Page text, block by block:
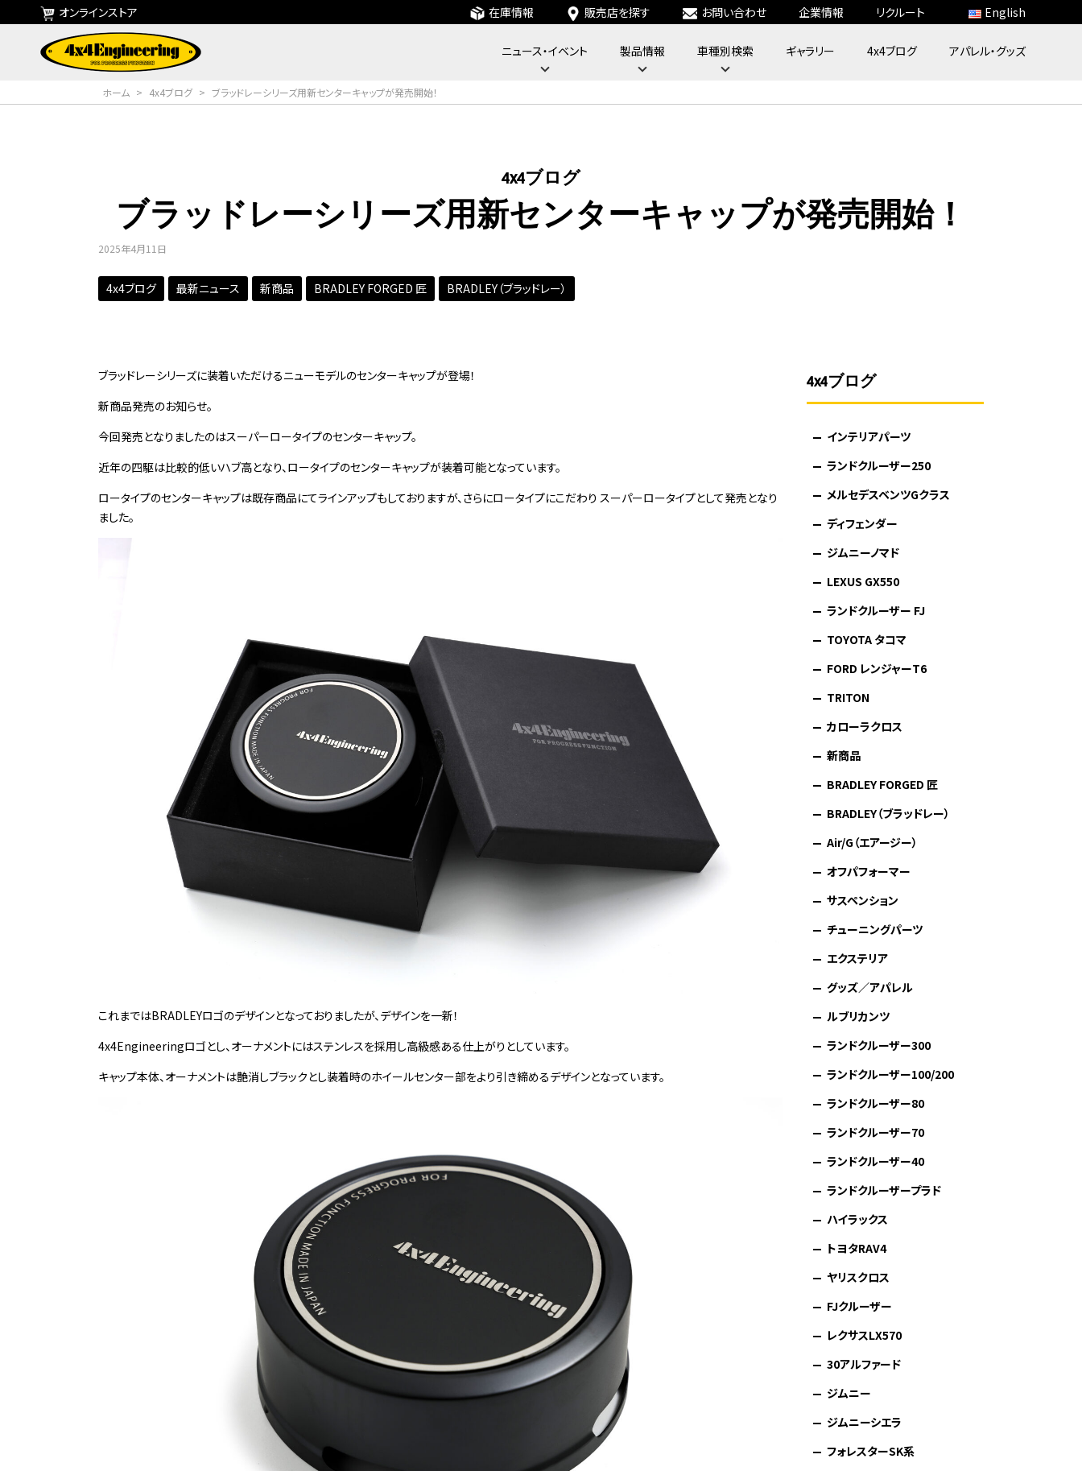
ニュース・イベント 製品情報 車種別検索 ギャラリー 4x4ブログ アパレル・グッズ
オンラインストア 在庫情報 販売店を探す お問い合わせ 企業情報 リクルート English
ホーム > 4x4ブログ > ブラッドレーシリーズ用新センターキャップが発売開始！
4x4ブログ
ブラッドレーシリーズ用新センターキャップが発売開始！
2025年4月11日
4x4ブログ 最新ニュース 新商品 BRADLEY FORGED 匠 BRADLEY（ブラッドレー）
ブラッドレーシリーズに装着いただけるニューモデルのセンターキャップが登場！
新商品発売のお知らせ。
今回発売となりましたのはスーパーロータイプのセンターキャップ。
近年の四駆は比較的低いハブ高となり、ロータイプのセンターキャップが装着可能となっています。
ロータイプのセンターキャップは既存商品にてラインアップもしておりますが、さらにロータイプにこだわり スーパーロータイプとして発売となり
ました。
これまではBRADLEYロゴのデザインとなっておりましたが、デザインを一新！
4x4Engineeringロゴとし、オーナメントにはステンレスを採用し高級感ある仕上がりとしています。
キャップ本体、オーナメントは艶消しブラックとし装着時のホイールセンター部をより引き締めるデザインとなっています。
4x4ブログ
インテリアパーツ
ランドクルーザー250
メルセデスベンツGクラス
ディフェンダー
ジムニーノマド
LEXUS GX550
ランドクルーザー FJ
TOYOTA タコマ
FORD レンジャーT6
TRITON
カローラクロス
新商品
BRADLEY FORGED 匠
BRADLEY（ブラッドレー）
Air/G（エアージー）
オフパフォーマー
サスペンション
チューニングパーツ
エクステリア
グッズ／アパレル
ルブリカンツ
ランドクルーザー300
ランドクルーザー100/200
ランドクルーザー80
ランドクルーザー70
ランドクルーザー40
ランドクルーザープラド
ハイラックス
トヨタRAV4
ヤリスクロス
FJクルーザー
レクサスLX570
30アルファード
ジムニー
ジムニーシエラ
フォレスターSK系